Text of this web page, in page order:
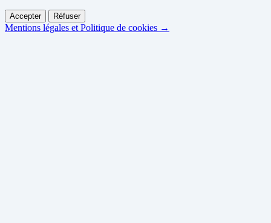
Accepter Réfuser
Mentions légales et Politique de cookies →